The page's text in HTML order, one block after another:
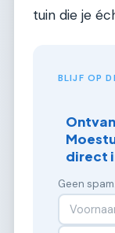
tuin die je
BLIJF OP
direct
Geen